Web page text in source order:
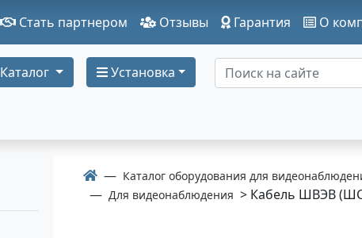
Стать партнером Отзывы Гарантия О
Каталог Установка
Каталог оборудования для
Для видеонаблюдения > Кабель ШВЭВ